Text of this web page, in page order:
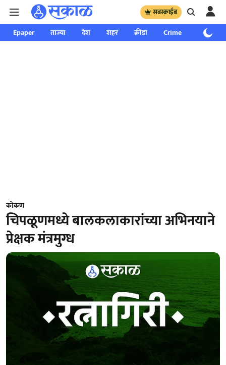
सबस्क्राईब
Epaper ताज्या देश शहर क्रीडा Crime साप्ताहिक
कोकण
चिपळूणमध्ये बालकलाकारांच्या अभिनयाने
प्रेक्षक मंत्रमुग्ध